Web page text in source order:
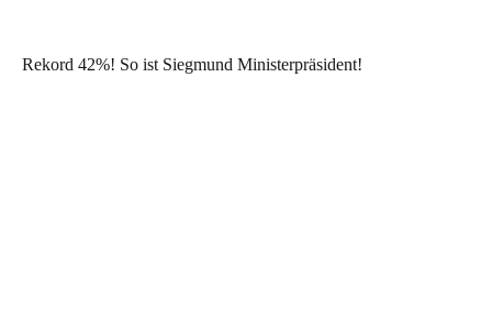
Rekord 42%! So ist Siegmund Ministerpräsident!